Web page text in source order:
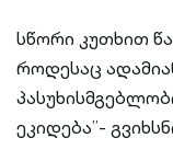
სწორი კუთხით
როდესაც
ეკიდება”-